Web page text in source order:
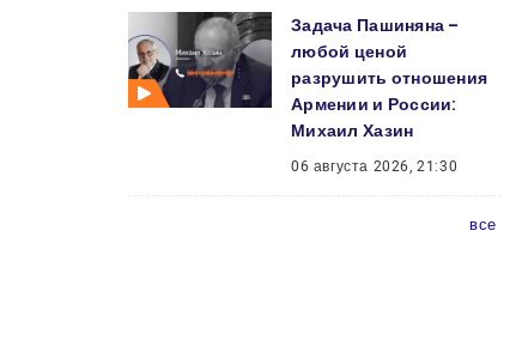
Задача Пашиняна –
любой ценой
разрушить отношения
Армении и России:
Михаил Хазин
06 августа 2026, 21:30
все